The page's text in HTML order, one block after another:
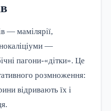
— мамілярії,
—
пагони-«дітки». Це
розмноження:
відривають їх і